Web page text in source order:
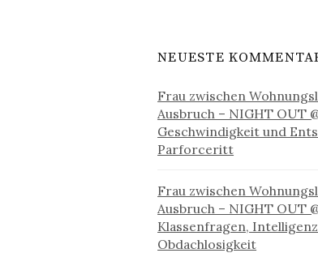
NEUESTE
Frau zwischen
Ausbruch – NIGHT OUT
Geschwindigkeit und
Parforceritt
Frau zwischen
Ausbruch – NIGHT OUT
Klassenfragen,
Obdachlosigkeit